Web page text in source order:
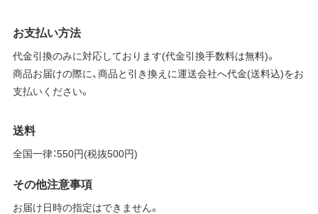
お支払い方法
代金引換のみに対応しております(代金引換手数料は無料)。
商品お届けの際に、商品と引き換えに運送会社へ代金(送料込)をお
支払いください。
送料
全国一律：550円(税抜500円)
その他注意事項
お届け日時の指定はできません。